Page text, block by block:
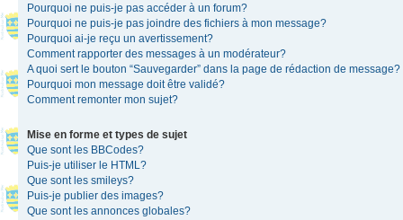
Pourquoi ne puis-je pas accéder à un forum?
Pourquoi ne puis-je pas joindre des fichiers à mon message?
Pourquoi ai-je reçu un avertissement?
Comment rapporter des messages à un modérateur?
A quoi sert le bouton “Sauvegarder” dans la page de rédaction de message?
Pourquoi mon message doit être validé?
Comment remonter mon sujet?
Mise en forme et types de sujet
Que sont les BBCodes?
Puis-je utiliser le HTML?
Que sont les smileys?
Puis-je publier des images?
Que sont les annonces globales?